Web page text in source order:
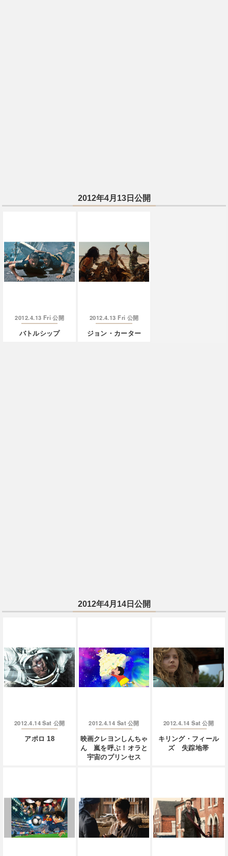
2012年4月13日公開
2012.4.13 Fri 公開
バトルシップ
2012.4.13 Fri 公開
ジョン・カーター
2012年4月14日公開
2012.4.14 Sat 公開
アポロ 18
2012.4.14 Sat 公開
映画クレヨンしんちゃ
ん 嵐を呼ぶ！オラと
宇宙のプリンセス
2012.4.14 Sat 公開
キリング・フィール
ズ 失踪地帯